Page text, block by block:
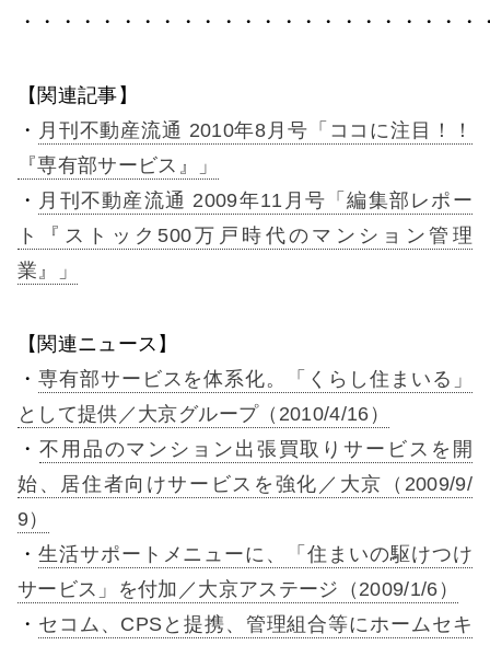
・・・・・・・・・・・・・・・・・・・・・・
【関連記事】
・ 月刊不動産流通 2010年8月号「ココに注目！！
『専有部サービス』」
・ 月刊不動産流通 2009年11月号「編集部レポー
ト『ストック500万戸時代のマンション管理
業』」
【関連ニュース】
・ 専有部サービスを体系化。「くらし住まいる」
として提供／大京グループ（2010/4/16）
・ 不用品のマンション出張買取りサービスを開
始、居住者向けサービスを強化／大京（2009/9/
9）
・ 生活サポートメニューに、「住まいの駆けつけ
サービス」を付加／大京アステージ（2009/1/6）
・ セコム、CPSと提携、管理組合等にホームセキ